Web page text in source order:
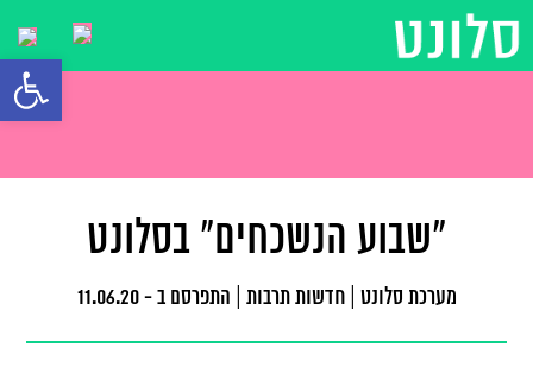
פתח
"שבוע הנשכחים" בסלונט
מערכת סלונט |חדשות תרבות התפרסם ב - 11.06.20